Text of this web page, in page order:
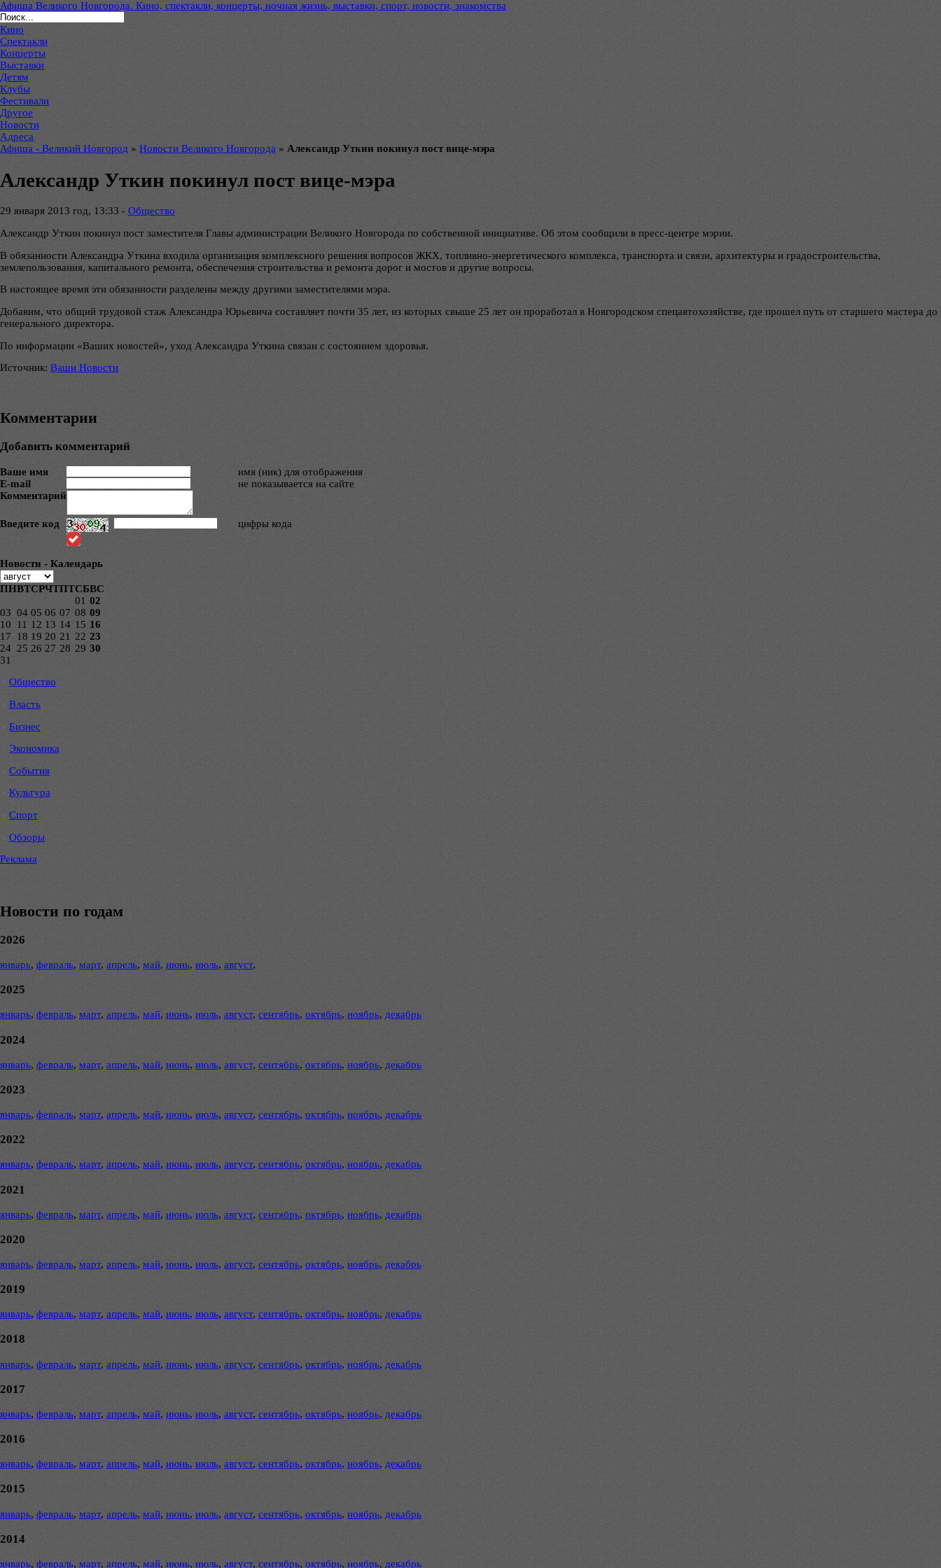
Афиша Великого Новгорода. Кино, спектакли, концерты, ночная жизнь, выставки, спорт, новости, знакомства
Кино
Спектакли
Концерты
Выставки
Детям
Клубы
Фестивали
Другое
Новости
Адреса
Афиша - Великий Новгород » Новости Великого Новгорода » Александр Уткин покинул пост вице-мэра
Александр Уткин покинул пост вице-мэра
29 января 2013 год, 13:33 - Общество
Александр Уткин покинул пост заместителя Главы администрации Великого Новгорода по собственной инициативе. Об этом сообщили в пресс-центре мэрии.
В обязанности Александра Уткина входила организация комплексного решения вопросов ЖКХ, топливно-энергетического комплекса, транспорта и связи, архитектуры и градостроительства,
землепользования, капитального ремонта, обеспечения строительства и ремонта дорог и мостов и другие вопросы.
В настоящее время эти обязанности разделены между другими заместителями мэра.
Добавим, что общий трудовой стаж Александра Юрьевича составляет почти 35 лет, из которых свыше 25 лет он проработал в Новгородском спецавтохозяйстве, где прошел путь от старшего мастера до
генерального директора.
По информации «Ваших новостей», уход Александра Уткина связан с состоянием здоровья.
Источник: Ваши Новости
Комментарии
Добавить комментарий
Ваше имя
имя (ник) для отображения
E-mail
не показывается на сайте
Комментарий
Введите код цифры кода
Новости - Календарь
ПНВТСРЧТПТСБВС
01 02
03 04 05 06 07 08 09
10
11 12 13 14 15 16
17
18 19 20 21 22 23
24 25 26 27 28 29 30
31
Общество
Власть
Бизнес
Экономика
События
Культура
Спорт
Обзоры
Реклама
Новости по годам
2026
январь, февраль, март, апрель, май, июнь, июль, август,
2025
январь, февраль, март, апрель, май, июнь, июль, август, сентябрь, октябрь, ноябрь, декабрь
2024
январь, февраль, март, апрель, май, июнь, июль, август, сентябрь, октябрь, ноябрь, декабрь
2023
январь, февраль, март, апрель, май, июнь, июль, август, сентябрь, октябрь, ноябрь, декабрь
2022
январь, февраль, март, апрель, май, июнь, июль, август, сентябрь, октябрь, ноябрь, декабрь
2021
январь, февраль, март, апрель, май, июнь, июль, август, сентябрь, октябрь, ноябрь, декабрь
2020
январь, февраль, март, апрель, май, июнь, июль, август, сентябрь, октябрь, ноябрь, декабрь
2019
январь, февраль, март, апрель, май, июнь, июль, август, сентябрь, октябрь, ноябрь, декабрь
2018
январь, февраль, март, апрель, май, июнь, июль, август, сентябрь, октябрь, ноябрь, декабрь
2017
январь, февраль, март, апрель, май, июнь, июль, август, сентябрь, октябрь, ноябрь, декабрь
2016
январь, февраль, март, апрель, май, июнь, июль, август, сентябрь, октябрь, ноябрь, декабрь
2015
январь, февраль, март, апрель, май, июнь, июль, август, сентябрь, октябрь, ноябрь, декабрь
2014
январь, февраль, март, апрель, май, июнь, июль, август, сентябрь, октябрь, ноябрь, декабрь